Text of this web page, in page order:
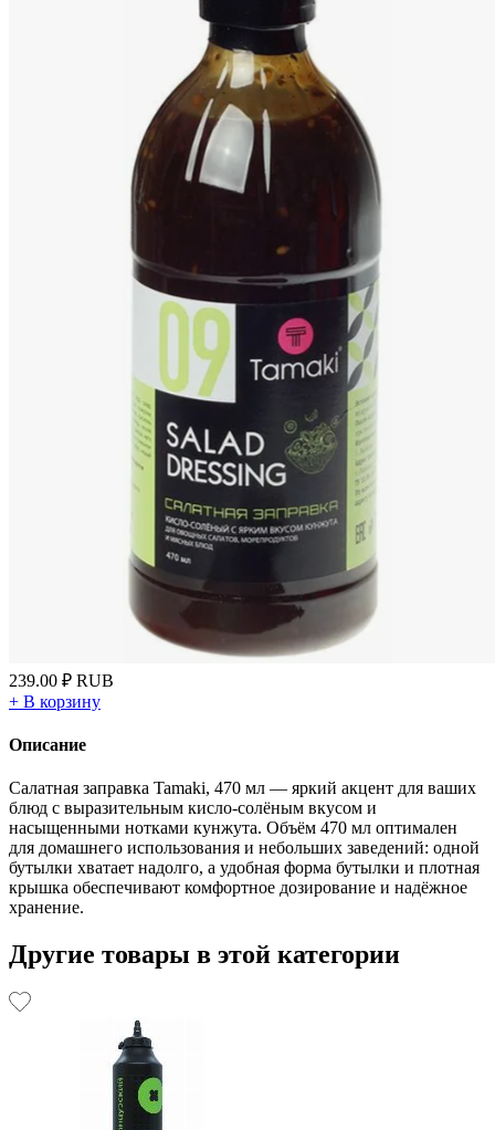
239.00 ₽ RUB
+ В корзину
Описание
Салатная заправка Tamaki, 470 мл — яркий акцент для ваших
блюд с выразительным кисло‑солёным вкусом и
насыщенными нотками кунжута. Объём 470 мл оптимален
для домашнего использования и небольших заведений: одной
бутылки хватает надолго, а удобная форма бутылки и плотная
крышка обеспечивают комфортное дозирование и надёжное
хранение.
Другие товары в этой категории